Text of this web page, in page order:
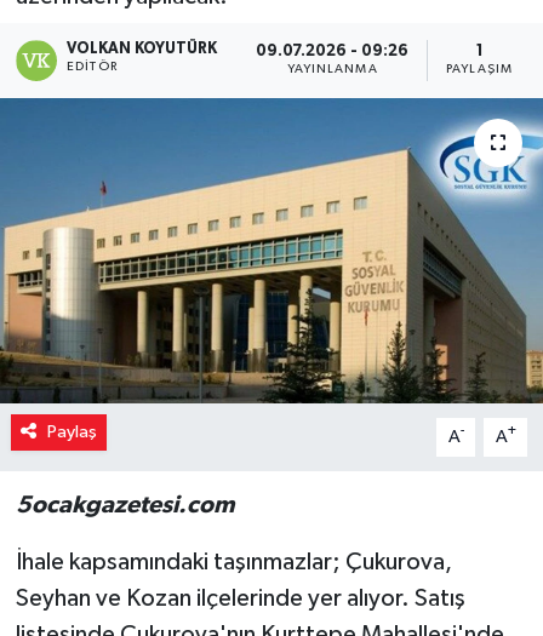
VOLKAN KOYUTÜRK
EDITÖR
09.07.2026 - 09:26
YAYINLANMA PAYLAŞIM
Paylaş A- A+
5ocakgazetesi.com
İhale kapsamındaki taşınmazlar; Çukurova,
Seyhan ve Kozan ilçelerinde yer alıyor. Satış